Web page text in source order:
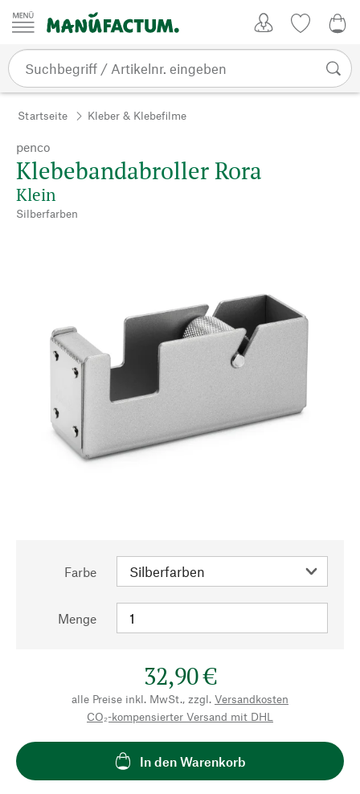
Zum Inhalt springen
Startseite Kleber & Klebefilme
penco
Klebebandabroller Rora
Klein
Silberfarben
Farbe
Menge
32,90 €
alle Preise inkl. MwSt., zzgl. Versandkosten
CO₂-kompensierter Versand mit DHL
In den Warenkorb